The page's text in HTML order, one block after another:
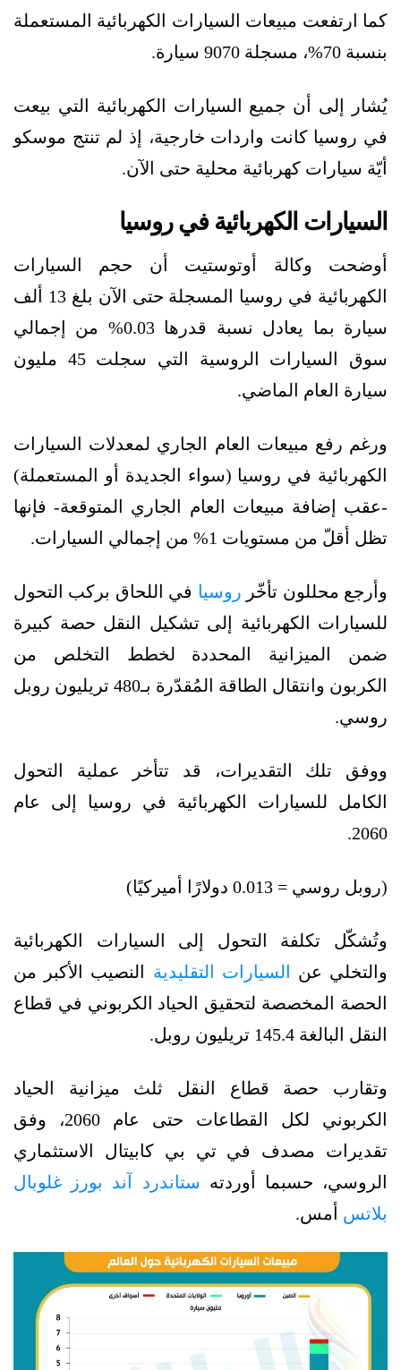
كما ارتفعت مبيعات السيارات الكهربائية المستعملة
بنسبة 70%، مسجلة 9070 سيارة.
يُشار إلى أن جميع السيارات الكهربائية التي بيعت
في روسيا كانت واردات خارجية، إذ لم تنتج موسكو
أيّة سيارات كهربائية محلية حتى الآن.
السيارات الكهربائية في روسيا
أوضحت وكالة أوتوستيت أن حجم السيارات
الكهربائية في روسيا المسجلة حتى الآن بلغ 13 ألف
سيارة بما يعادل نسبة قدرها 0.03% من إجمالي
سوق السيارات الروسية التي سجلت 45 مليون
سيارة العام الماضي.
ورغم رفع مبيعات العام الجاري لمعدلات السيارات
الكهربائية في روسيا (سواء الجديدة أو المستعملة)
-عقب إضافة مبيعات العام الجاري المتوقعة- فإنها
تظل أقلّ من مستويات 1% من إجمالي السيارات.
وأرجع محللون تأخّر روسيا في اللحاق بركب التحول
للسيارات الكهربائية إلى تشكيل النقل حصة كبيرة
ضمن الميزانية المحددة لخطط التخلص من
الكربون وانتقال الطاقة المُقدّرة بـ480 تريليون روبل
روسي.
ووفق تلك التقديرات، قد تتأخر عملية التحول
الكامل للسيارات الكهربائية في روسيا إلى عام
2060.
(روبل روسي = 0.013 دولارًا أميركيًا)
وتُشكّل تكلفة التحول إلى السيارات الكهربائية
والتخلي عن السيارات التقليدية النصيب الأكبر من
الحصة المخصصة لتحقيق الحياد الكربوني في قطاع
النقل البالغة 145.4 تريليون روبل.
وتقارب حصة قطاع النقل ثلث ميزانية الحياد
الكربوني لكل القطاعات حتى عام 2060، وفق
تقديرات مصدف في تي بي كابيتال الاستثماري
الروسي، حسبما أوردته ستاندرد آند بورز غلوبال
بلاتس أمس.